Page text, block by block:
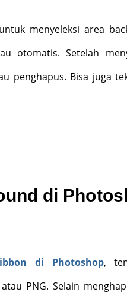
menyeleksi area
otomatis. Setelah
penghapus. Bisa juga
di
di Photoshop,
PNG. Selain